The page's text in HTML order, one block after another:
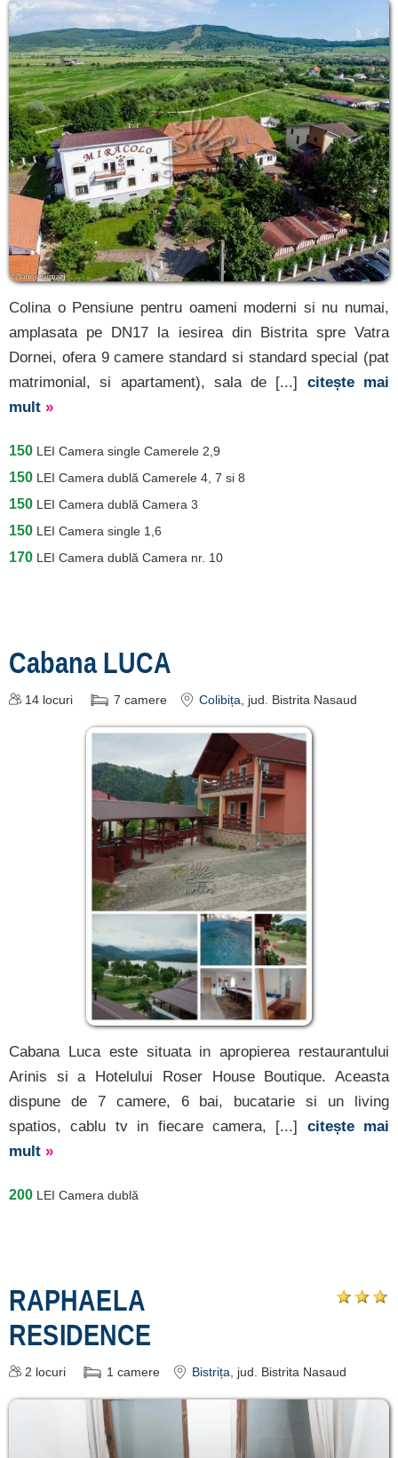
Colina o Pensiune pentru oameni moderni si nu numai,
amplasata pe DN17 la iesirea din Bistrita spre Vatra
Dornei, ofera 9 camere standard si standard special (pat
matrimonial, si apartament), sala de [...] citește mai
mult »
150 LEI Camera single Camerele 2,9
150 LEI Camera dublă Camerele 4, 7 si 8
150 LEI Camera dublă Camera 3
150 LEI Camera single 1,6
170 LEI Camera dublă Camera nr. 10
Cabana LUCA
14 locuri 7 camere Colibița , jud. Bistrita Nasaud
Cabana Luca este situata in apropierea restaurantului
Arinis si a Hotelului Roser House Boutique. Aceasta
dispune de 7 camere, 6 bai, bucatarie si un living
spatios, cablu tv in fiecare camera, [...] citește mai
mult »
200 LEI Camera dublă
RAPHAELA
RESIDENCE
2 locuri 1 camere Bistrița , jud. Bistrita Nasaud